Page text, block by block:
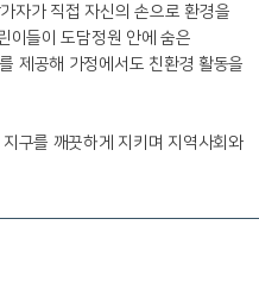
자가 직접 자신의 손으로 환경을
이들이 도담정원 안에 숨은
제공해 가정에서도 친환경 활동을
구를 깨끗하게 지키며 지역사회와